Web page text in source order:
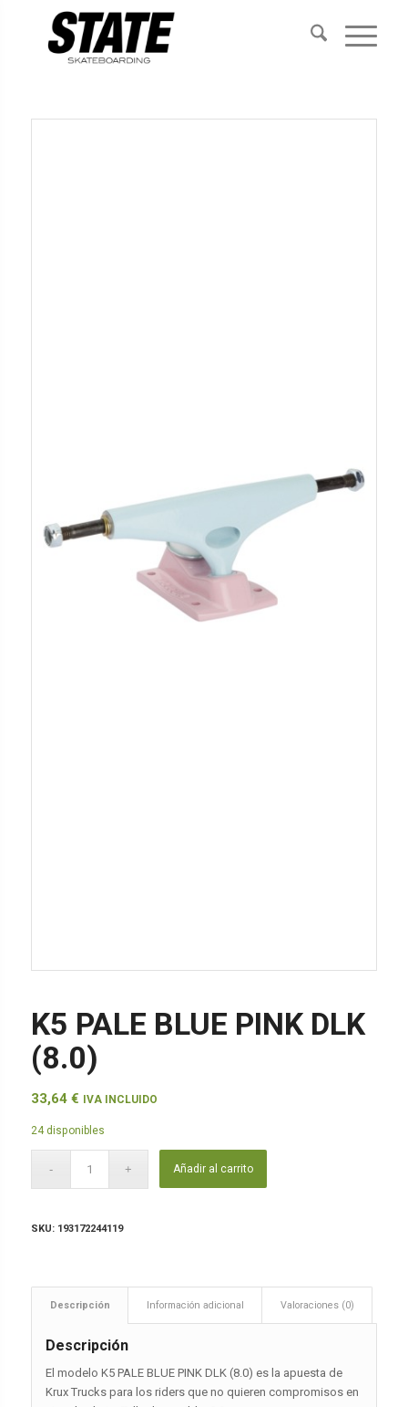
K5 PALE BLUE PINK DLK
(8.0)
33,64 € IVA INCLUIDO
24 disponibles
Añadir al carrito
SKU: 193172244119
Descripción Información adicional Valoraciones (0)
Descripción
El modelo K5 PALE BLUE PINK DLK (8.0) es la apuesta de
Krux Trucks para los riders que no quieren compromisos en